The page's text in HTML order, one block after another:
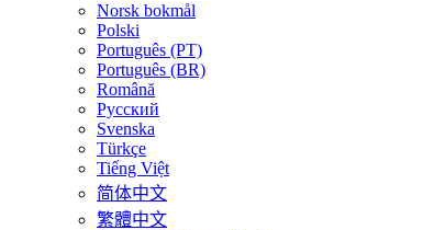
Norsk bokmål
Polski
Português (PT)
Português (BR)
Română
Русский
Svenska
Türkçe
Tiếng Việt
简体中文
繁體中文